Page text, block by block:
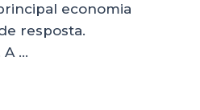
economia
resposta.
A …